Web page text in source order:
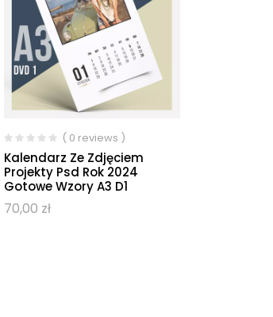
( 0 reviews )
Kalendarz Ze Zdjęciem
Projekty Psd Rok 2024
Gotowe Wzory A3 D1
70,00 zł